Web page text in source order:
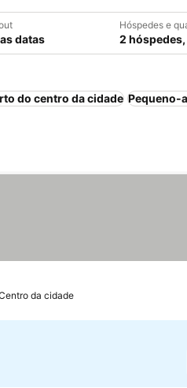
datas
Hóspedes e
2
do centro da cidade Pequeno-
da cidade